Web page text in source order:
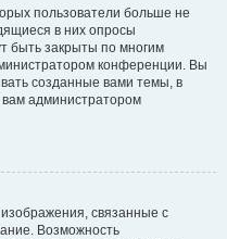
пользователи больше не
в них опросы
быть закрыты по многим
конференции. Вы
созданные вами темы, в
администратором
связанные с
Возможность